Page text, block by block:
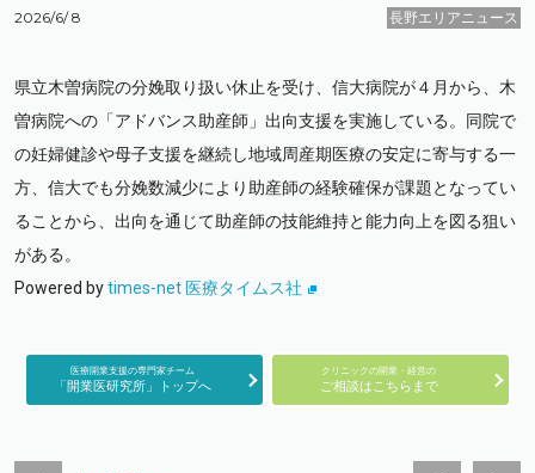
2026/6/ 8 長野エリアニュース
県立木曽病院の分娩取り扱い休止を受け、信大病院が４月から、木
曽病院への「アドバンス助産師」出向支援を実施している。同院で
の妊婦健診や母子支援を継続し地域周産期医療の安定に寄与する一
方、信大でも分娩数減少により助産師の経験確保が課題となってい
ることから、出向を通じて助産師の技能維持と能力向上を図る狙い
がある。
Powered bytimes-net 医療タイムス社
医療開業支援の専門家チーム
「開業医研究所」トップへ
クリニックの開業・経営の
ご相談はこちらまで